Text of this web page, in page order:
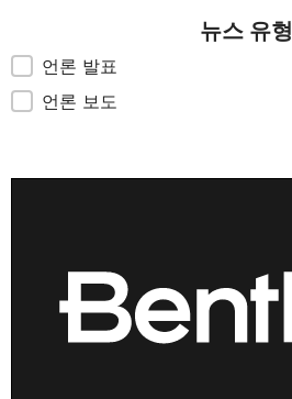
뉴스 유형
뉴스 유형
언론 발표
언론 보도